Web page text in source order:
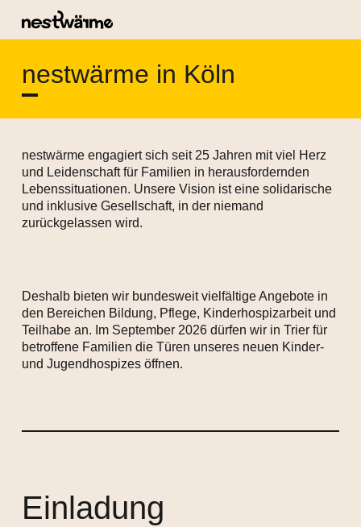
nestwärme in Köln
nestwärme engagiert sich seit 25 Jahren mit viel Herz
und Leidenschaft für Familien in herausfordernden
Lebenssituationen. Unsere Vision ist eine solidarische
und inklusive Gesellschaft, in der niemand
zurückgelassen wird.
Deshalb bieten wir bundesweit vielfältige Angebote in
den Bereichen Bildung, Pflege, Kinderhospizarbeit und
Teilhabe an. Im September 2026 dürfen wir in Trier für
betroffene Familien die Türen unseres neuen Kinder-
und Jugendhospizes öffnen.
Einladung